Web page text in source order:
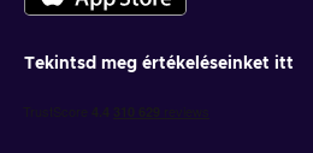
Tekintsd meg értékeléseinket itt